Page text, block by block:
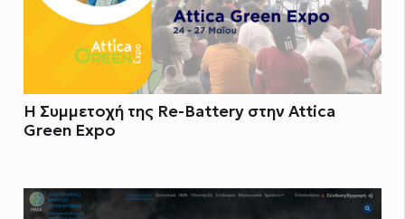
H Συμμετοχή της Re-Battery στην Attica
Green Expo